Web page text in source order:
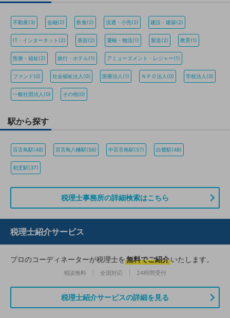
不動産(3) 金融(2) 飲食(2) 流通・小売(2) 建設・建築(2)
IT・インターネット(2) 美容(2) 運輸・物流(1) 製造(2) 教育(1)
医療・福祉(2) 旅行・ホテル(1) アミューズメント・レジャー(1)
ファンド(0) 社会福祉法人(0) 医療法人(1) ＮＰＯ法人(0) 学校法人(0)
一般社団法人(0) その他(0)
駅から探す
百舌鳥駅(48) 百舌鳥八幡駅(56) 中百舌鳥駅(57) 白鷺駅(48)
初芝駅(37)
税理士事務所の詳細検索はこちら
税理士紹介サービス
プロのコーディネーターが税理士を無料でご紹介いたします。
相談無料 全国対応 24時間受付
税理士紹介サービスの詳細を見る